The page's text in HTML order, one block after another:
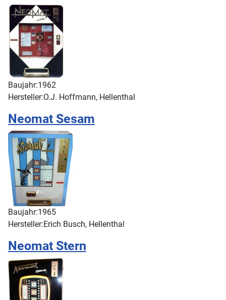
Baujahr:1962
Hersteller:O.J. Hoffmann, Hellenthal
Neomat Sesam
Baujahr:1965
Hersteller:Erich Busch, Hellenthal
Neomat Stern